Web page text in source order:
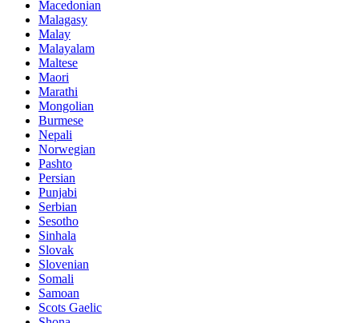
Macedonian
Malagasy
Malay
Malayalam
Maltese
Maori
Marathi
Mongolian
Burmese
Nepali
Norwegian
Pashto
Persian
Punjabi
Serbian
Sesotho
Sinhala
Slovak
Slovenian
Somali
Samoan
Scots Gaelic